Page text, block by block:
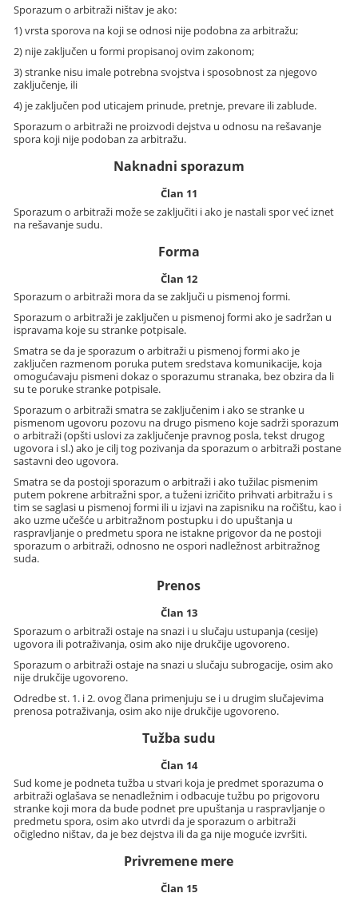
Sporazum o arbitraži ništav je ako:
1) vrsta sporova na koji se odnosi nije podobna za arbitražu;
2) nije zaključen u formi propisanoj ovim zakonom;
3) stranke nisu imale potrebna svojstva i sposobnost za njegovo
zaključenje, ili
4) je zaključen pod uticajem prinude, pretnje, prevare ili zablude.
Sporazum o arbitraži ne proizvodi dejstva u odnosu na rešavanje
spora koji nije podoban za arbitražu.
Naknadni sporazum
Član 11
Sporazum o arbitraži može se zaključiti i ako je nastali spor već iznet
na rešavanje sudu.
Forma
Član 12
Sporazum o arbitraži mora da se zaključi u pismenoj formi.
Sporazum o arbitraži je zaključen u pismenoj formi ako je sadržan u
ispravama koje su stranke potpisale.
Smatra se da je sporazum o arbitraži u pismenoj formi ako je
zaključen razmenom poruka putem sredstava komunikacije, koja
omogućavaju pismeni dokaz o sporazumu stranaka, bez obzira da li
su te poruke stranke potpisale.
Sporazum o arbitraži smatra se zaključenim i ako se stranke u
pismenom ugovoru pozovu na drugo pismeno koje sadrži sporazum
o arbitraži (opšti uslovi za zaključenje pravnog posla, tekst drugog
ugovora i sl.) ako je cilj tog pozivanja da sporazum o arbitraži postane
sastavni deo ugovora.
Smatra se da postoji sporazum o arbitraži i ako tužilac pismenim
putem pokrene arbitražni spor, a tuženi izričito prihvati arbitražu i s
tim se saglasi u pismenoj formi ili u izjavi na zapisniku na ročištu, kao i
ako uzme učešće u arbitražnom postupku i do upuštanja u
raspravljanje o predmetu spora ne istakne prigovor da ne postoji
sporazum o arbitraži, odnosno ne ospori nadležnost arbitražnog
suda.
Prenos
Član 13
Sporazum o arbitraži ostaje na snazi i u slučaju ustupanja (cesije)
ugovora ili potraživanja, osim ako nije drukčije ugovoreno.
Sporazum o arbitraži ostaje na snazi u slučaju subrogacije, osim ako
nije drukčije ugovoreno.
Odredbe st. 1. i 2. ovog člana primenjuju se i u drugim slučajevima
prenosa potraživanja, osim ako nije drukčije ugovoreno.
Tužba sudu
Član 14
Sud kome je podneta tužba u stvari koja je predmet sporazuma o
arbitraži oglašava se nenadležnim i odbacuje tužbu po prigovoru
stranke koji mora da bude podnet pre upuštanja u raspravljanje o
predmetu spora, osim ako utvrdi da je sporazum o arbitraži
očigledno ništav, da je bez dejstva ili da ga nije moguće izvršiti.
Privremene mere
Član 15